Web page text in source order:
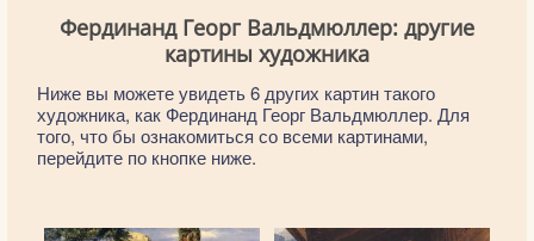
Фердинанд Георг Вальдмюллер: другие
картины художника
Ниже вы можете увидеть 6 других картин такого
художника, как Фердинанд Георг Вальдмюллер. Для
того, что бы ознакомиться со всеми картинами,
перейдите по кнопке ниже.